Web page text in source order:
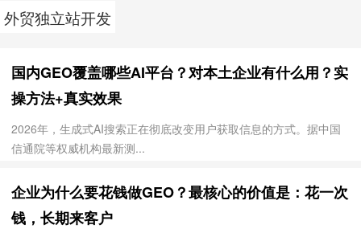
外贸独立站开发
国内GEO覆盖哪些AI平台？对本土企业有什么用？实
操方法+真实效果
2026年，生成式AI搜索正在彻底改变用户获取信息的方式。据中国
信通院等权威机构最新测...
企业为什么要花钱做GEO？最核心的价值是：花一次
钱，长期来客户